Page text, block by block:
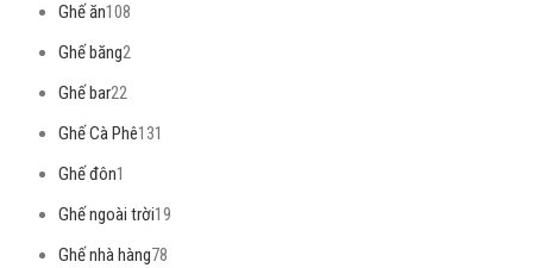
Ghế ăn108
Ghế băng2
Ghế bar22
Ghế Cà Phê131
Ghế đôn1
Ghế ngoài trời19
Ghế nhà hàng78